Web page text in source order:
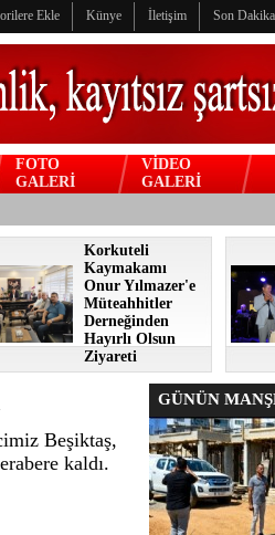
Ekle Künye İletişim Son
FOTO
GALERİ
VİDEO
GALERİ
Korkuteli
Kaymakamı
Onur Yılmazer'e
Müteahhitler
Derneğinden
Hayırlı Olsun
Ziyareti
Beşiktaş,
kaldı.
GÜNÜN